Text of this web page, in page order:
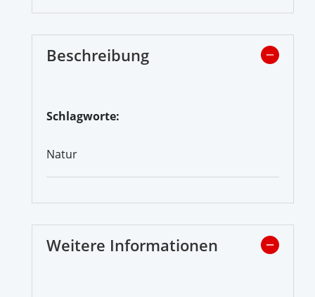
Beschreibung
Schlagworte:
Natur
Weitere Informationen